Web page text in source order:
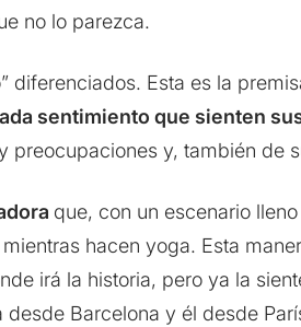
no lo parezca.
diferenciados. Esta es la
sentimiento que sienten
preocupaciones y, también de
que, con un escenario
hacen yoga. Esta
irá la historia, pero ya la
Barcelona y él desde